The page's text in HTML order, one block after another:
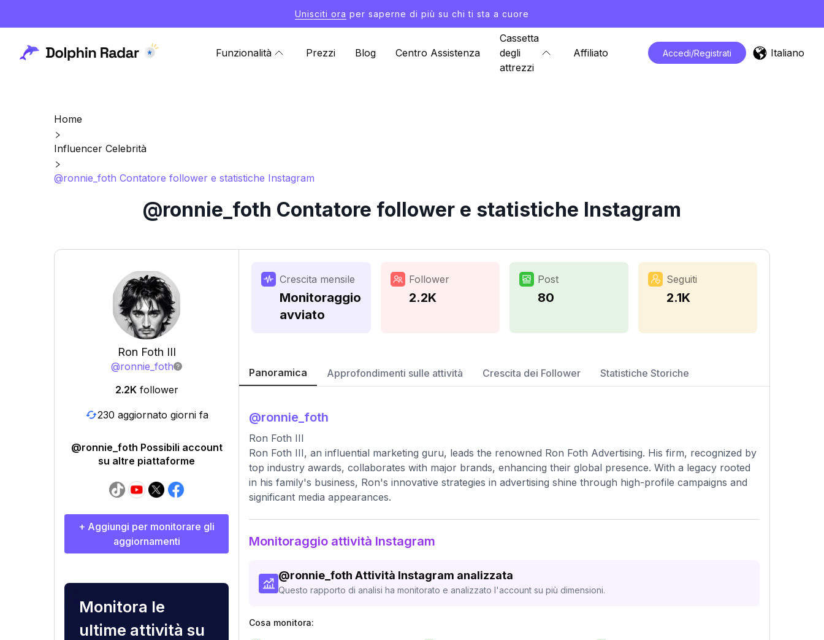
Unisciti ora per saperne di più su chi ti sta a cuore
Funzionalità Prezzi Blog Centro Assistenza
Cassetta
degli
attrezzi
Affiliato Accedi/Registrati Italiano
Home
Influencer Celebrità
@ronnie_foth Contatore follower e statistiche Instagram
@ronnie_foth Contatore follower e statistiche Instagram
Ron Foth III
@ronnie_foth
2.2K follower
230 aggiornato giorni fa
@ronnie_foth Possibili account
su altre piattaforme
+ Aggiungi per monitorare gli
aggiornamenti
Monitora le
ultime attività su
Crescita mensile
Monitoraggio
avviato
Follower
2.2K
Post
80
Seguiti
2.1K
Panoramica Approfondimenti sulle attività Crescita dei Follower Statistiche Storiche
@ronnie_foth
Ron Foth III
Ron Foth III, an influential marketing guru, leads the renowned Ron Foth Advertising. His firm, recognized by
top industry awards, collaborates with major brands, enhancing their global presence. With a legacy rooted
in his family's business, Ron's innovative strategies in advertising shine through high-profile campaigns and
significant media appearances.
Monitoraggio attività Instagram
@ronnie_foth Attività Instagram analizzata
Questo rapporto di analisi ha monitorato e analizzato l'account su più dimensioni.
Cosa monitora: